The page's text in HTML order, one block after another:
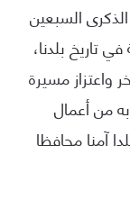
السبعين
تاريخ بلدنا،
مسيرة
من أعمال
آمنا محافظا